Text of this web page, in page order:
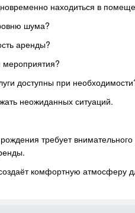
находиться в
шума?
аренды?
доступны при
неожиданных ситуаций.
требует
комфортную атмосферу